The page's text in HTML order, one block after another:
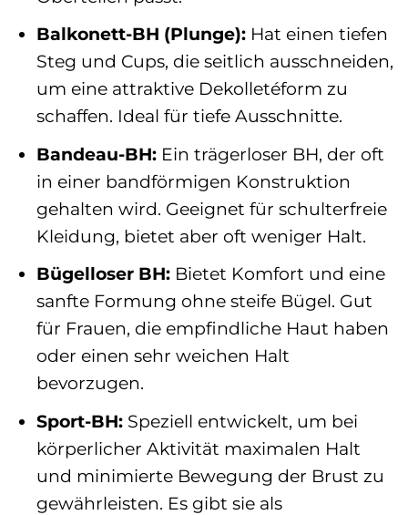
Balkonett-BH (Plunge):Hat einen tiefen
Steg und Cups, die seitlich ausschneiden,
um eine attraktive Dekolletéform zu
schaffen. Ideal für tiefe Ausschnitte.
Bandeau-BH:Ein trägerloser BH, der oft
in einer bandförmigen Konstruktion
gehalten wird. Geeignet für schulterfreie
Kleidung, bietet aber oft weniger Halt.
Bügelloser BH:Bietet Komfort und eine
sanfte Formung ohne steife Bügel. Gut
für Frauen, die empfindliche Haut haben
oder einen sehr weichen Halt
bevorzugen.
Sport-BH:Speziell entwickelt, um bei
körperlicher Aktivität maximalen Halt
und minimierte Bewegung der Brust zu
gewährleisten. Es gibt sie als